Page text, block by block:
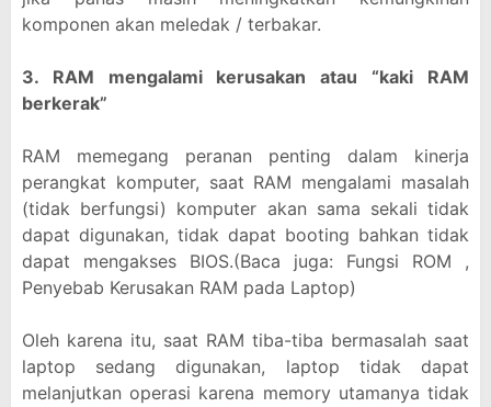
komponen akan meledak / terbakar.
3. RAM mengalami kerusakan atau “kaki RAM
berkerak”
RAM memegang peranan penting dalam kinerja
perangkat komputer, saat RAM mengalami masalah
(tidak berfungsi) komputer akan sama sekali tidak
dapat digunakan, tidak dapat booting bahkan tidak
dapat mengakses BIOS.(Baca juga: Fungsi ROM ,
Penyebab Kerusakan RAM pada Laptop)
Oleh karena itu, saat RAM tiba-tiba bermasalah saat
laptop sedang digunakan, laptop tidak dapat
melanjutkan operasi karena memory utamanya tidak